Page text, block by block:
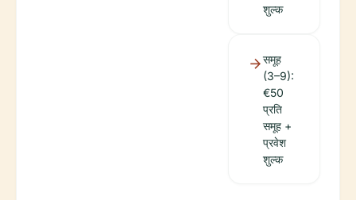
शुल्क
समूह
(3–9):
€50
प्रति
समूह +
प्रवेश
शुल्क